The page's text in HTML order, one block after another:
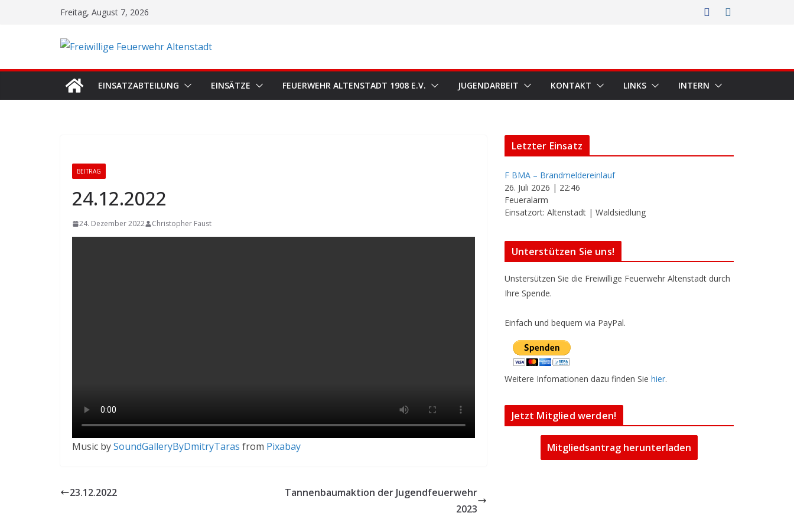
Freitag, August 7, 2026
EINSATZABTEILUNG EINSÄTZE FEUERWEHR ALTENSTADT 1908 E.V. JUGENDARBEIT KONTAKT LINKS INTERN
BEITRAG
24.12.2022
24. Dezember 2022 Christopher Faust
Music bySoundGalleryByDmitryTaras from Pixabay
23.12.2022
Tannenbaumaktion der Jugendfeuerwehr
2023
Letzter Einsatz
F BMA – Brandmeldereinlauf
26. Juli 2026 | 22:46
Feueralarm
Einsatzort: Altenstadt | Waldsiedlung
Unterstützen Sie uns!
Unstersützen Sie die Freiwillige Feuerwehr Altenstadt durch
Ihre Spende.
Einfach und bequem via PayPal.
Weitere Infomationen dazu finden Sie hier.
Jetzt Mitglied werden!
Mitgliedsantrag herunterladen